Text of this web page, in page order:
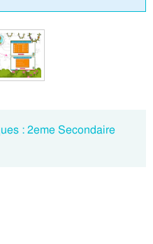
: 2eme Secondaire